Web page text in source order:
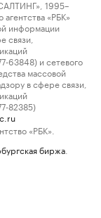
1995–
«РБК»
информации
связи,
63848) и сетевого
массовой
в сфере связи,
82385)
«РБК».
биржа